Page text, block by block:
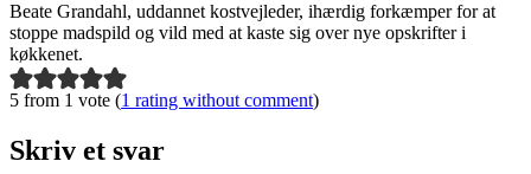
Beate Grandahl, uddannet kostvejleder, ihærdig forkæmper for at
stoppe madspild og vild med at kaste sig over nye opskrifter i
køkkenet.
5 from 1 vote (1 rating without comment)
Skriv et svar